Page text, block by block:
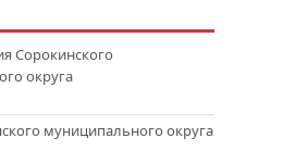
Сорокинского
округа
муниципального округа